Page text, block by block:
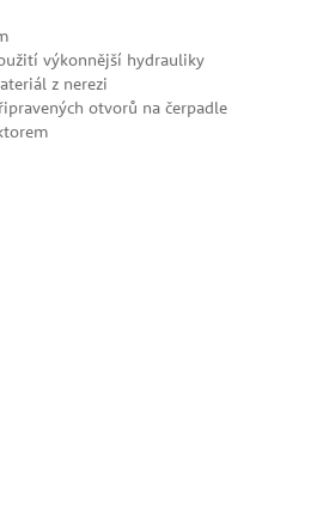
výkonnější hydrauliky
z nerezi
otvorů na čerpadle